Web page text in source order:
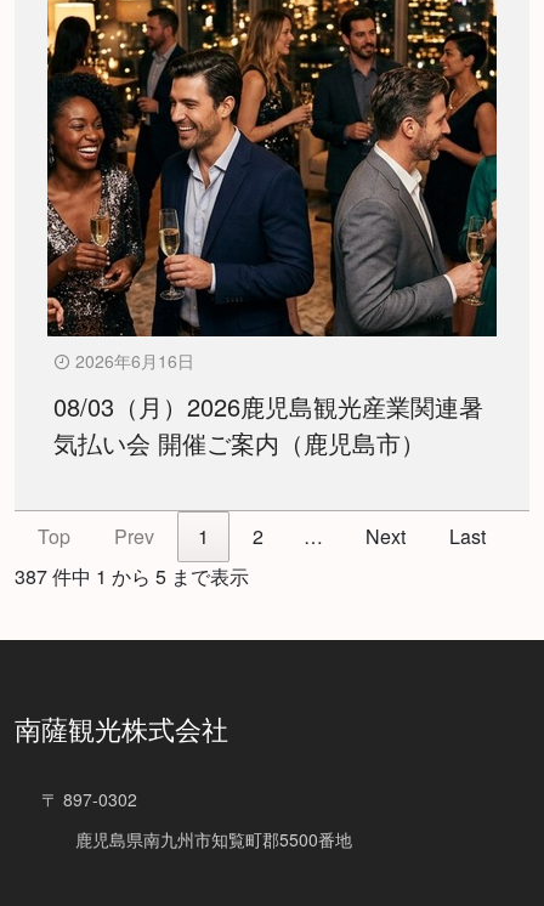
2026年6月16日
08/03（月）2026鹿児島観光産業関連暑
気払い会 開催ご案内（鹿児島市）
Top Prev 1 2 … Next
Last
387 件中 1 から 5 まで表示
南薩観光株式会社
〒 897-0302
鹿児島県南九州市知覧町郡5500番地